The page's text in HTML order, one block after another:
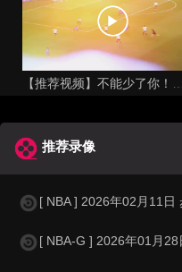
推荐录像
[ NBA ] 2026年02月11日 步行
[ NBA-G ] 2026年01月28日_科